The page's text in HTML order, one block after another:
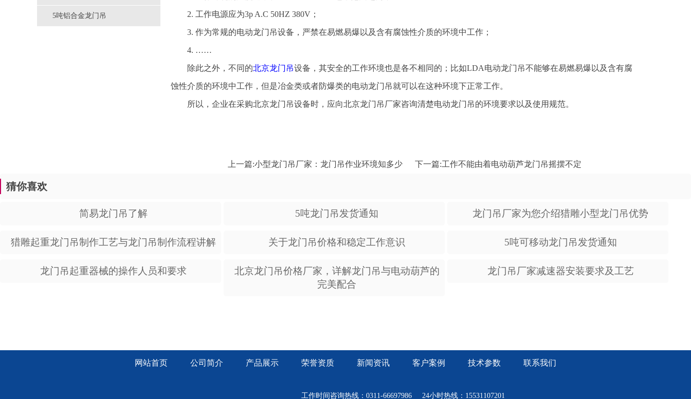
5吨铝合金龙门吊 2. 工作电源应为3p A.C 50HZ 380V；
3. 作为常规的电动龙门吊设备，严禁在易燃易爆以及含有腐蚀性介质的环境中工作；
4. ……
除此之外，不同的北京龙门吊设备，其安全的工作环境也是各不相同的；比如LDA电动龙门吊不能够在易燃易爆以及含有腐
蚀性介质的环境中工作，但是冶金类或者防爆类的电动龙门吊就可以在这种环境下正常工作。
所以，企业在采购北京龙门吊设备时，应向北京龙门吊厂家咨询清楚电动龙门吊的环境要求以及使用规范。
上一篇:小型龙门吊厂家：龙门吊作业环境知多少 下一篇:工作不能由着电动葫芦龙门吊摇摆不定
猜你喜欢
简易龙门吊了解 5吨龙门吊发货通知 龙门吊厂家为您介绍猎雕小型龙门吊优势
猎雕起重龙门吊制作工艺与龙门吊制作流程讲解 关于龙门吊价格和稳定工作意识 5吨可移动龙门吊发货通知
龙门吊起重器械的操作人员和要求
北京龙门吊价格厂家，详解龙门吊与电动葫芦的
完美配合
龙门吊厂家减速器安装要求及工艺
网站首页 公司简介 产品展示 荣誉资质 新闻资讯 客户案例 技术参数 联系我们
工作时间咨询热线：0311-66697986 24小时热线：15531107201